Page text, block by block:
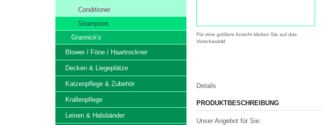
Für eine größere Ansicht klicken Sie auf das
Vorschaubild
Details
PRODUKTBESCHREIBUNG
Unser Angebot für Sie:
Conditioner
Shampoos
Grannick's
Blower / Föne / Haartrockner
Decken & Liegeplätze
Katzenpflege & Zubehör
Krallenpflege
Leinen & Halsbänder